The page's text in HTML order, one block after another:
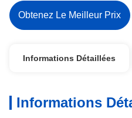
Obtenez Le Meilleur Prix
Informations Détaillées
Informations